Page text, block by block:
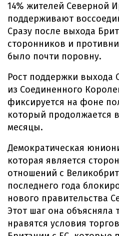
14% жителей Северной
поддерживают
Сразу после выхода
сторонников и
было почти поровну.
Рост поддержки выхода
из Соединенного
фиксируется на фоне
который продолжается
месяцы.
Демократическая
которая является
отношений с
последнего года
нового правительства
Этот шаг она объясняла
нравятся условия